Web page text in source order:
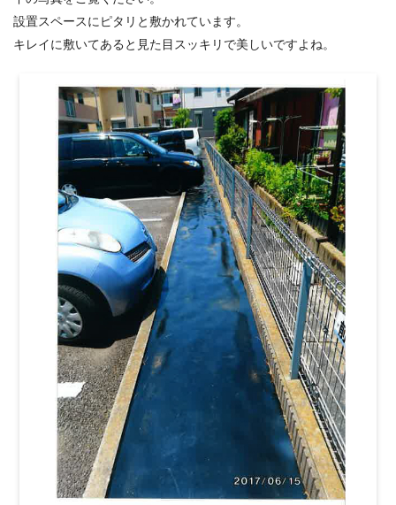
設置スペースにピタリと敷かれています。
キレイに敷いてあると見た目スッキリで美しいですよね。